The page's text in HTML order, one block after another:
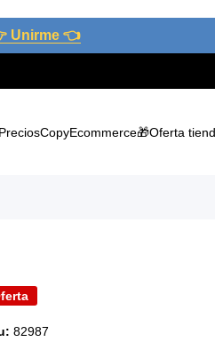
Unirme 👈
PreciosCopyEcommerce🎁Oferta
82987